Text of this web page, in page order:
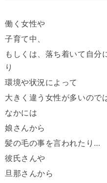
働く女性や
子育て中、
もしくは、落ち着いて自分
り
環境や状況によって
大きく違う女性が多いので
なかには
娘さんから
髪の毛の事を言われたり…
彼氏さんや
旦那さんから